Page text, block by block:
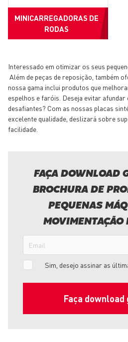
MINICARREGADORAS DE
RODAS
Interessado em otimizar os seus
Além de peças de reposição, também
nossa gama inclui produtos que
espelhos e faróis. Deseja evitar
desafiantes? Com as nossas placas
excelente qualidade, deslizará sobre
facilidade.
FAÇA DOWNLOAD
BROCHURA DE
PEQUENAS
MOVIMENTAÇÃO
Sim, desejo assinar as